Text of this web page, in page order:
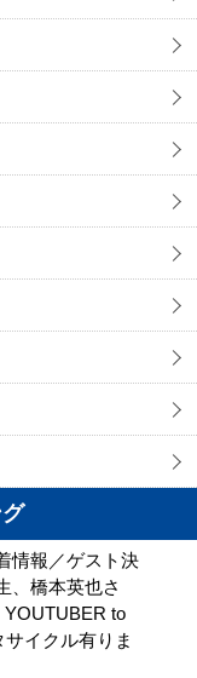
情報／ゲスト決
、橋本英也さ
to
イクル有りま